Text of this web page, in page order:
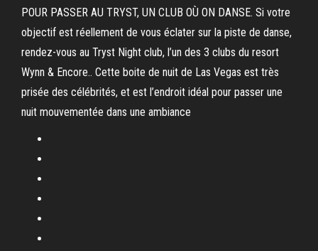
POUR PASSER AU TRYST, UN CLUB OÙ ON DANSE. Si votre
objectif est réellement de vous éclater sur la piste de danse,
rendez-vous au Tryst Night club, l’un des 3 clubs du resort
Wynn & Encore.. Cette boite de nuit de Las Vegas est très
prisée des célébrités, et est l’endroit idéal pour passer une
nuit mouvementée dans une ambiance